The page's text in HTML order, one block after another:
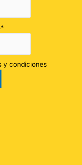
y condiciones